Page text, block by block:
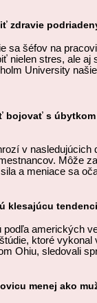
zdravie
sa šéfov na
nielen stres, ale aj
University
bojovať s
v nasledujúcich
Môže
a meniace sa
klesajúcu
podľa amerických
ktoré
Ohiu, sledovali
menej ako